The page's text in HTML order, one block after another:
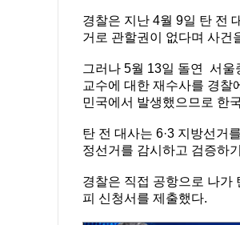
경찰은 지난 4월 9일 탄 전
거로 관할권이 없다며 사건
그러나 5월 13일 돌연 서울
교수에 대한 재수사를 경찰
민국에서 발생했으므로 한
탄 전 대사는 6·3 지방선거
정선거를 감시하고 검증하
경찰은 직접 공항으로 나가
피 신청서를 제출했다.